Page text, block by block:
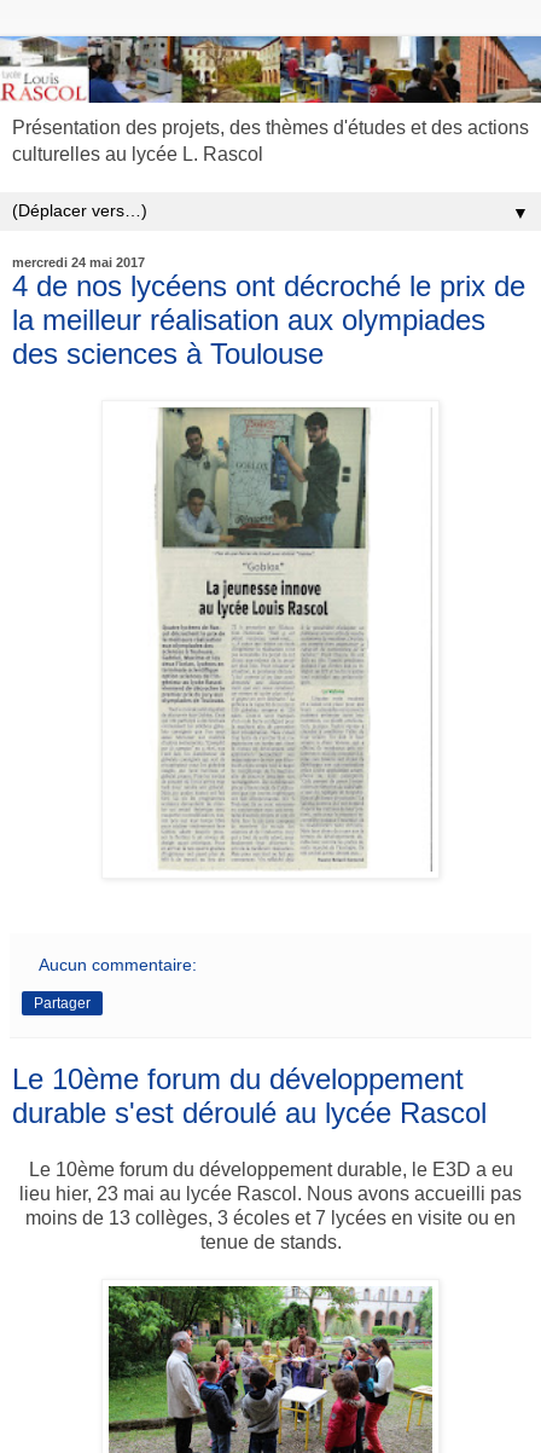
Présentation des projets, des thèmes d'études et des actions
culturelles au lycée L. Rascol
▼
mercredi 24 mai 2017
4 de nos lycéens ont décroché le prix de
la meilleur réalisation aux olympiades
des sciences à Toulouse
Aucun commentaire:
Partager
Le 10ème forum du développement
durable s'est déroulé au lycée Rascol
Le 10ème forum du développement durable, le E3D a eu
lieu hier, 23 mai au lycée Rascol. Nous avons accueilli pas
moins de 13 collèges, 3 écoles et 7 lycées en visite ou en
tenue de stands.